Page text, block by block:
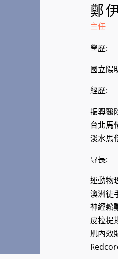
鄭
主任
學歷:
國立陽
經歷:
振興醫
台北馬
淡水馬
專長:
運動物
澳洲徒
神經鬆
皮拉提
肌內效